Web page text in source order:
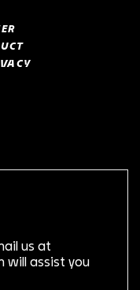
us at
will assist you